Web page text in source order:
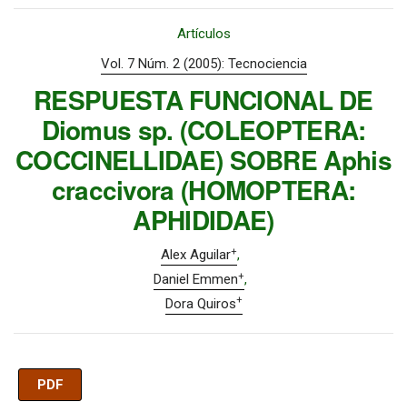
Artículos
Vol. 7 Núm. 2 (2005): Tecnociencia
RESPUESTA FUNCIONAL DE
Diomus sp. (COLEOPTERA:
COCCINELLIDAE) SOBRE Aphis
craccivora (HOMOPTERA:
APHIDIDAE)
Alex Aguilar+
Daniel Emmen+
Dora Quiros+
PDF